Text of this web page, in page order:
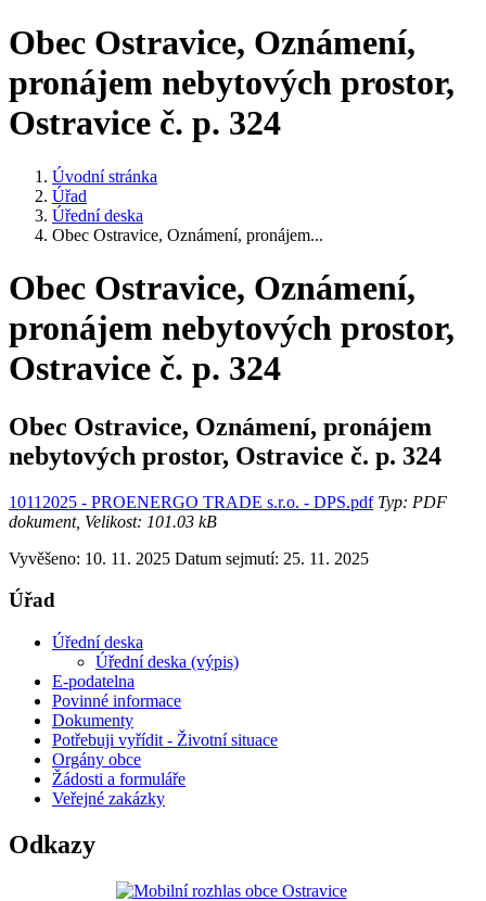
Obec Ostravice, Oznámení,
pronájem nebytových prostor,
Ostravice č. p. 324
Úvodní stránka
Úřad
Úřední deska
Obec Ostravice, Oznámení, pronájem...
Obec Ostravice, Oznámení,
pronájem nebytových prostor,
Ostravice č. p. 324
Obec Ostravice, Oznámení, pronájem
nebytových prostor, Ostravice č. p. 324
10112025 - PROENERGO TRADE s.r.o. - DPS.pdfTyp: PDF
dokument, Velikost: 101.03 kB
Vyvěšeno: 10. 11. 2025 Datum sejmutí: 25. 11. 2025
Úřad
Úřední deska
Úřední deska (výpis)
E-podatelna
Povinné informace
Dokumenty
Potřebuji vyřídit - Životní situace
Orgány obce
Žádosti a formuláře
Veřejné zakázky
Odkazy